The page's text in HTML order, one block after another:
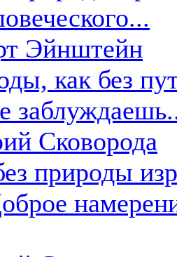
Эйнштейн
как без
Сковорода
природы